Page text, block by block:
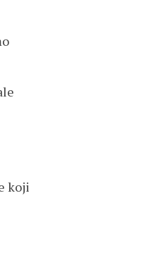
koji